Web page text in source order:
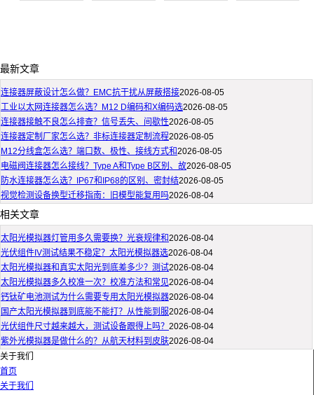
最新文章
连接器屏蔽设计怎么做？EMC抗干扰从屏蔽搭接2026-08-05
工业以太网连接器怎么选？M12 D编码和X编码选2026-08-05
连接器接触不良怎么排查？信号丢失、间歇性2026-08-05
连接器定制厂家怎么选？非标连接器定制流程2026-08-05
M12分线盒怎么选？端口数、极性、接线方式和2026-08-05
电磁阀连接器怎么接线？Type A和Type B区别、故2026-08-05
防水连接器怎么选？IP67和IP68的区别、密封结2026-08-05
视觉检测设备换型迁移指南：旧模型能复用吗2026-08-04
相关文章
太阳光模拟器灯管用多久需要换？光衰规律和2026-08-04
光伏组件IV测试结果不稳定？太阳光模拟器选2026-08-04
太阳光模拟器和真实太阳光到底差多少？测试2026-08-04
太阳光模拟器多久校准一次？校准方法和常见2026-08-04
钙钛矿电池测试为什么需要专用太阳光模拟器2026-08-04
国产太阳光模拟器到底能不能打？从性能到服2026-08-04
光伏组件尺寸越来越大，测试设备跟得上吗？ 2026-08-04
紫外光模拟器是做什么的？从航天材料到皮肤2026-08-04
关于我们
首页
关于我们